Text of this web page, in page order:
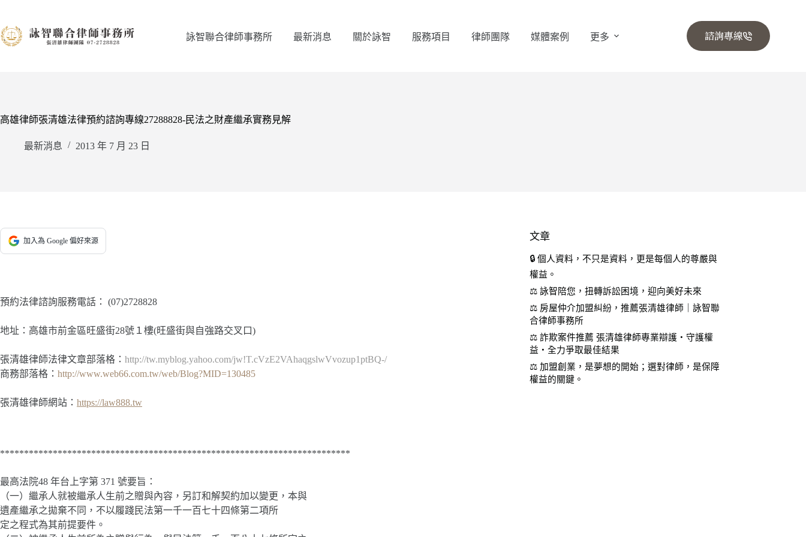
主
詠智聯合律師事務所 最新消息 關於詠智 服務項目 律師團隊 媒體案例 更多 諮詢專線
高雄律師張清雄法律預約諮詢專線27288828-民法之財產繼承實務見解
最新消息 2013 年 7 月 23 日
加入為 Google 偏好來源
預約法律諮詢服務電話： (07)2728828
地址：高雄市前金區旺盛街28號１樓(旺盛街與自強路交叉口)
張清雄律師法律文章部落格： http://tw.myblog.yahoo.com/jw!T.cVzE2VAhaqgslwVvozup1ptBQ-/
商務部落格： http://www.web66.com.tw/web/Blog?MID=130485
張清雄律師網站： https://law888.tw
*************************************************************************
最高法院48 年台上字第 371 號要旨：
（一）繼承人就被繼承人生前之贈與內容，另訂和解契約加以變更，本與
遺產繼承之拋棄不同，不以履踐民法第一千一百七十四條第二項所
定之程式為其前提要件。
文章
🔒 個人資料，不只是資料，更是每個人的尊嚴與
權益。
⚖️ 詠智陪您，扭轉訴訟困境，迎向美好未來
⚖️ 房屋仲介加盟糾紛，推薦張清雄律師｜詠智聯
合律師事務所
⚖️ 詐欺案件推薦 張清雄律師專業辯護・守護權
益・全力爭取最佳結果
⚖️ 加盟創業，是夢想的開始；選對律師，是保障
權益的關鍵。